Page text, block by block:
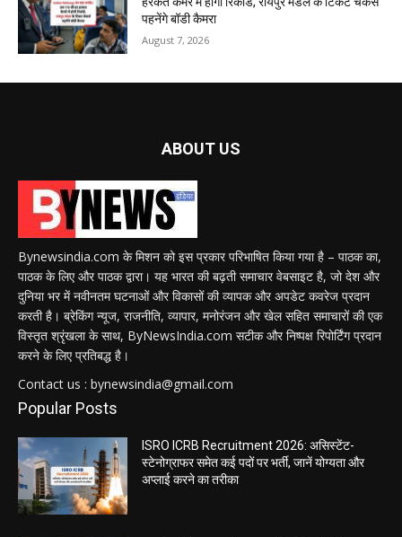
पहनेंगे बॉडी कैमरा
August 7, 2026
ABOUT US
Bynewsindia.com के मिशन को इस प्रकार परिभाषित किया गया है – पाठक का,
पाठक के लिए और पाठक द्वारा। यह भारत की बढ़ती समाचार वेबसाइट है, जो देश और
दुनिया भर में नवीनतम घटनाओं और विकासों की व्यापक और अपडेट कवरेज प्रदान
करती है। ब्रेकिंग न्यूज, राजनीति, व्यापार, मनोरंजन और खेल सहित समाचारों की एक
विस्तृत श्रृंखला के साथ, ByNewsIndia.com सटीक और निष्पक्ष रिपोर्टिंग प्रदान
करने के लिए प्रतिबद्ध है।
Contact us : bynewsindia@gmail.com
Popular Posts
ISRO ICRB Recruitment 2026: असिस्टेंट-
स्टेनोग्राफर समेत कई पदों पर भर्ती, जानें योग्यता और
अप्लाई करने का तरीका